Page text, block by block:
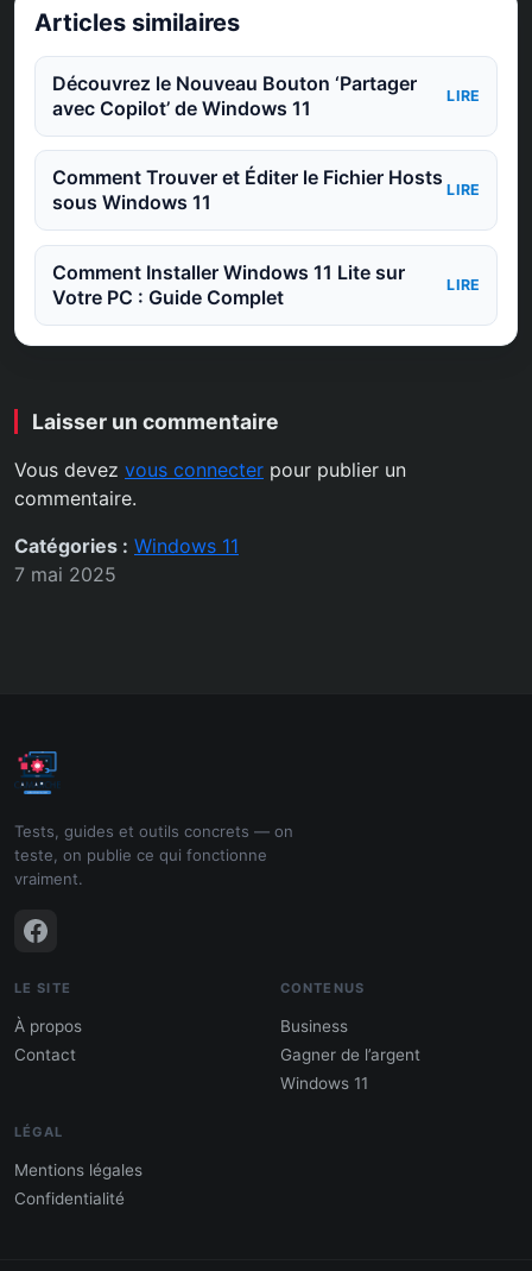
Articles similaires
Découvrez le Nouveau Bouton ‘Partager
avec Copilot’ de Windows 11
LIRE
Comment Trouver et Éditer le Fichier Hosts
sous Windows 11
LIRE
Comment Installer Windows 11 Lite sur
Votre PC : Guide Complet
LIRE
Laisser un commentaire
Vous devez vous connecter pour publier un
commentaire.
Catégories : Windows 11
7 mai 2025
Tests, guides et outils concrets — on
teste, on publie ce qui fonctionne
vraiment.
LE SITE
À propos
Contact
CONTENUS
Business
Gagner de l’argent
Windows 11
LÉGAL
Mentions légales
Confidentialité